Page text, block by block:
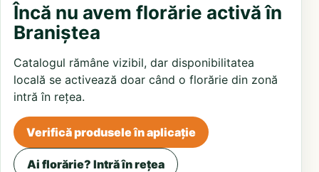
Încă nu avem florărie activă în
Braniștea
Catalogul rămâne vizibil, dar disponibilitatea
locală se activează doar când o florărie din zonă
intră în rețea.
Verifică produsele în aplicație
Ai florărie? Intră în rețea